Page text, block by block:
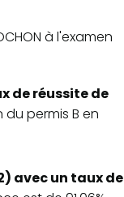
à l'examen
de réussite de
permis B en
avec un taux de